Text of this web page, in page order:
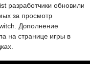
разработчики обновили
за просмотр
Дополнение
на странице игры в